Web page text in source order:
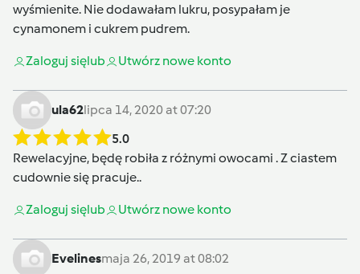
wyśmienite. Nie dodawałam lukru, posypałam je
cynamonem i cukrem pudrem.
Zaloguj sięlub Utwórz nowe konto
ula62lipca 14, 2020 at 07:20
5.0
Rewelacyjne, będę robiła z różnymi owocami . Z ciastem
cudownie się pracuje..
Zaloguj sięlub Utwórz nowe konto
Evelinesmaja 26, 2019 at 08:02